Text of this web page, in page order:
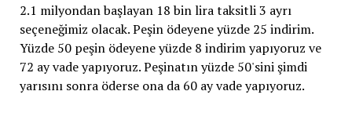
2.1 milyondan başlayan 18 bin lira taksitli 3 ayrı
seçeneğimiz olacak. Peşin ödeyene yüzde 25 indirim.
Yüzde 50 peşin ödeyene yüzde 8 indirim yapıyoruz ve
72 ay vade yapıyoruz. Peşinatın yüzde 50'sini şimdi
yarısını sonra öderse ona da 60 ay vade yapıyoruz.